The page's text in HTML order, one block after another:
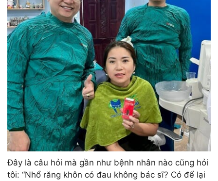
Đây là câu hỏi mà gần như bệnh nhân nào cũng hỏi
tôi: “Nhổ răng khôn có đau không bác sĩ? Có để lại